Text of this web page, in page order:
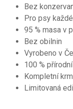
Bez
Pro psy
95 % masa v
Bez obilnin
Vyrobeno v
100 %
Kompletní
Limitovaná